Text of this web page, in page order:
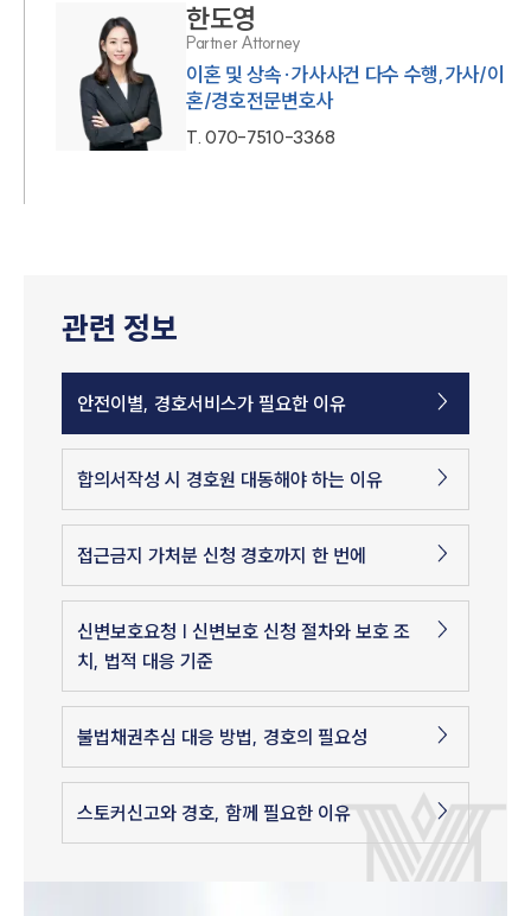
한도영
Partner Attorney
이혼 및 상속·가사사건 다수 수행,가사/이
혼/경호전문변호사
T.070-7510-3368
관련 정보
안전이별, 경호서비스가 필요한 이유
합의서작성 시 경호원 대동해야 하는 이유
접근금지 가처분 신청 경호까지 한 번에
신변보호요청 | 신변보호 신청 절차와 보호 조
치, 법적 대응 기준
불법채권추심 대응 방법, 경호의 필요성
스토커신고와 경호, 함께 필요한 이유